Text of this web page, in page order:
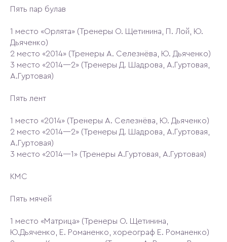
Пять пар булав
1 место «Орлята» (Тренеры О. Щетинина, П. Лой, Ю.
Дьяченко)
2 место «2014» (Тренеры А. Селезнёва, Ю. Дьяченко)
3 место «2014—2» (Тренеры Д. Шадрова, А.Гуртовая,
А.Гуртовая)
Пять лент
1 место «2014» (Тренеры А. Селезнёва, Ю. Дьяченко)
2 место «2014—2» (Тренеры Д. Шадрова, А.Гуртовая,
А.Гуртовая)
3 место «2014—1» (Тренеры А.Гуртовая, А.Гуртовая)
КМС
Пять мячей
1 место «Матрица» (Тренеры О. Щетинина,
Ю.Дьяченко, Е. Романенко, хореограф Е. Романенко)